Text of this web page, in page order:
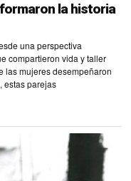
la historia
una perspectiva
compartieron vida y taller
las mujeres desempeñaron
estas parejas